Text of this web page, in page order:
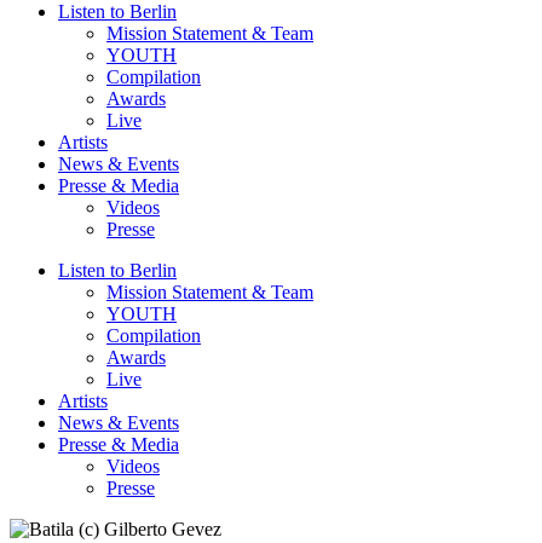
Listen to Berlin
Mission Statement & Team
YOUTH
Compilation
Awards
Live
Artists
News & Events
Presse & Media
Videos
Presse
Listen to Berlin
Mission Statement & Team
YOUTH
Compilation
Awards
Live
Artists
News & Events
Presse & Media
Videos
Presse